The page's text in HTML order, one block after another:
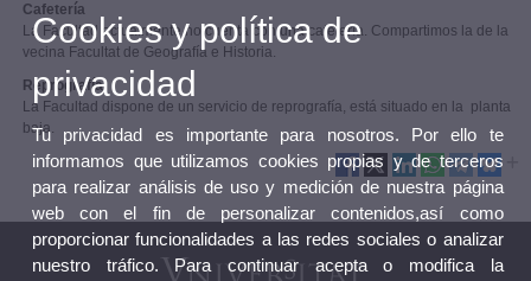
Cafetería
La Facultad actualmente no cuenta con una cafetería. Compartimos la de la
vecina Facultat de Geografía e Historia.
Reprografía
La Facultad dispone de un servicio de reprografía, está situado en la planta
baja.
Cookies y política de
privacidad
Tu privacidad es importante para nosotros. Por ello te
informamos que utilizamos cookies propias y de terceros
para realizar análisis de uso y medición de nuestra página
web con el fin de personalizar contenidos,así como
proporcionar funcionalidades a las redes sociales o analizar
nuestro tráfico. Para continuar acepta o modifica la